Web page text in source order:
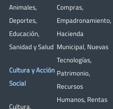
Animales,
Deportes,
Educación,
Sanidad y Salud
Cultura y Acción
Social
Cultura,
Compras,
Empadronamiento,
Hacienda
Municipal, Nuevas
Tecnologías,
Patrimonio,
Recursos
Humanos, Rentas